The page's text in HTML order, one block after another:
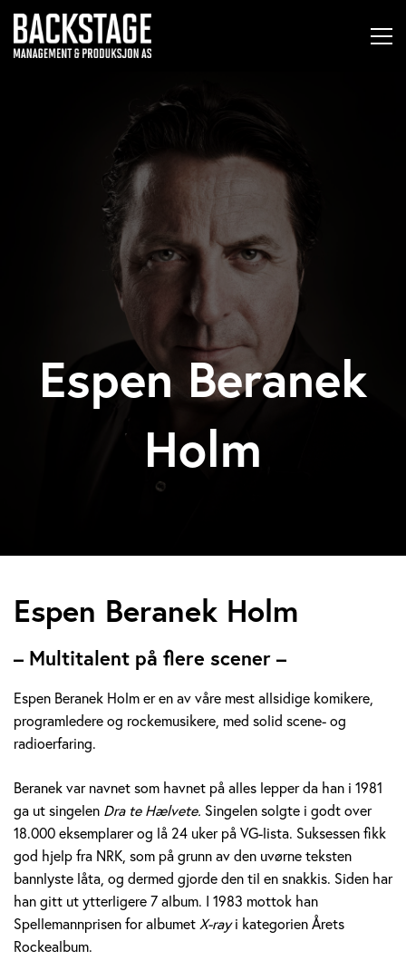
Espen Beranek
Holm
E
p
e
n
B
e
r
a
n
Espen Beranek Holm
– Multitalent på flere scener –
Espen Beranek Holm er en av våre mest allsidige komikere,
programledere og rockemusikere, med solid scene- og
radioerfaring.
Beranek var navnet som havnet på alles lepper da han i 1981
ga ut singelen Dra te Hælvete. Singelen solgte i godt over
18.000 eksemplarer og lå 24 uker på VG-lista. Suksessen fikk
god hjelp fra NRK, som på grunn av den uvørne teksten
bannlyste låta, og dermed gjorde den til en snakkis. Siden har
han gitt ut ytterligere 7 album. I 1983 mottok han
Spellemannprisen for albumetX-rayi kategorien Årets
Rockealbum.